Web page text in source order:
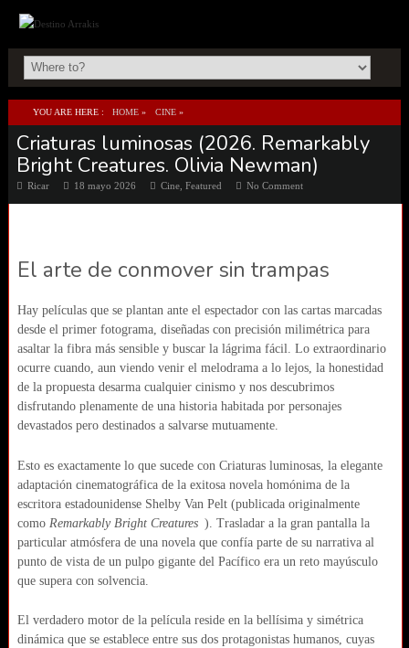
YOU ARE HERE : HOME » CINE »
CRIATURAS LUMINOSAS (2026. REMARKABLY BRIGHT CREATURES. OLIVIA
NEWMAN)
Criaturas luminosas (2026. Remarkably
Bright Creatures. Olivia Newman)
Ricar 18 mayo 2026 Cine, Featured No Comment
El arte de conmover sin trampas
Hay películas que se plantan ante el espectador con las cartas marcadas
desde el primer fotograma, diseñadas con precisión milimétrica para
asaltar la fibra más sensible y buscar la lágrima fácil. Lo extraordinario
ocurre cuando, aun viendo venir el melodrama a lo lejos, la honestidad
de la propuesta desarma cualquier cinismo y nos descubrimos
disfrutando plenamente de una historia habitada por personajes
devastados pero destinados a salvarse mutuamente.
Esto es exactamente lo que sucede con Criaturas luminosas, la elegante
adaptación cinematográfica de la exitosa novela homónima de la
escritora estadounidense Shelby Van Pelt (publicada originalmente
como Remarkably Bright Creatures ). Trasladar a la gran pantalla la
particular atmósfera de una novela que confía parte de su narrativa al
punto de vista de un pulpo gigante del Pacífico era un reto mayúsculo
que supera con solvencia.
El verdadero motor de la película reside en la bellísima y simétrica
dinámica que se establece entre sus dos protagonistas humanos, cuyas